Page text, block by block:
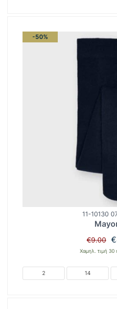
-50%
11-10130
€9.00 €
Χαμηλ. τιμή 30
2 14